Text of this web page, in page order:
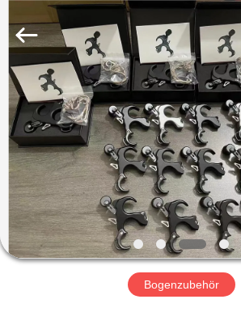
HAUS
PRODUKTE
ÜBER
UNS
FABRIK-
Arrows.
Rights
Reserved.
Bogenzubehör